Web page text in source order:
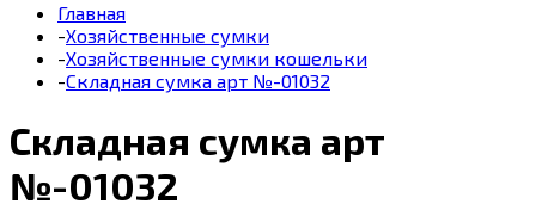
Главная
-Хозяйственные сумки
-Хозяйственные сумки кошельки
-Складная сумка арт №-01032
Складная сумка арт
№-01032